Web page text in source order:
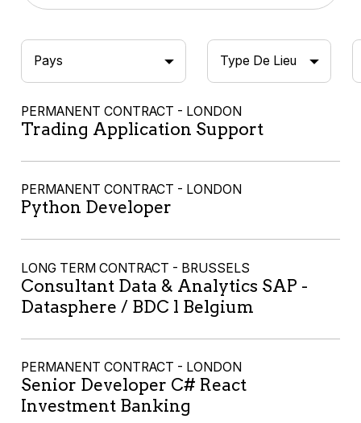
Pays Type De Lieu
PERMANENT CONTRACT - LONDON
Trading Application Support
PERMANENT CONTRACT - LONDON
Python Developer
LONG TERM CONTRACT - BRUSSELS
Consultant Data & Analytics SAP -
Datasphere / BDC l Belgium
PERMANENT CONTRACT - LONDON
Senior Developer C# React
Investment Banking